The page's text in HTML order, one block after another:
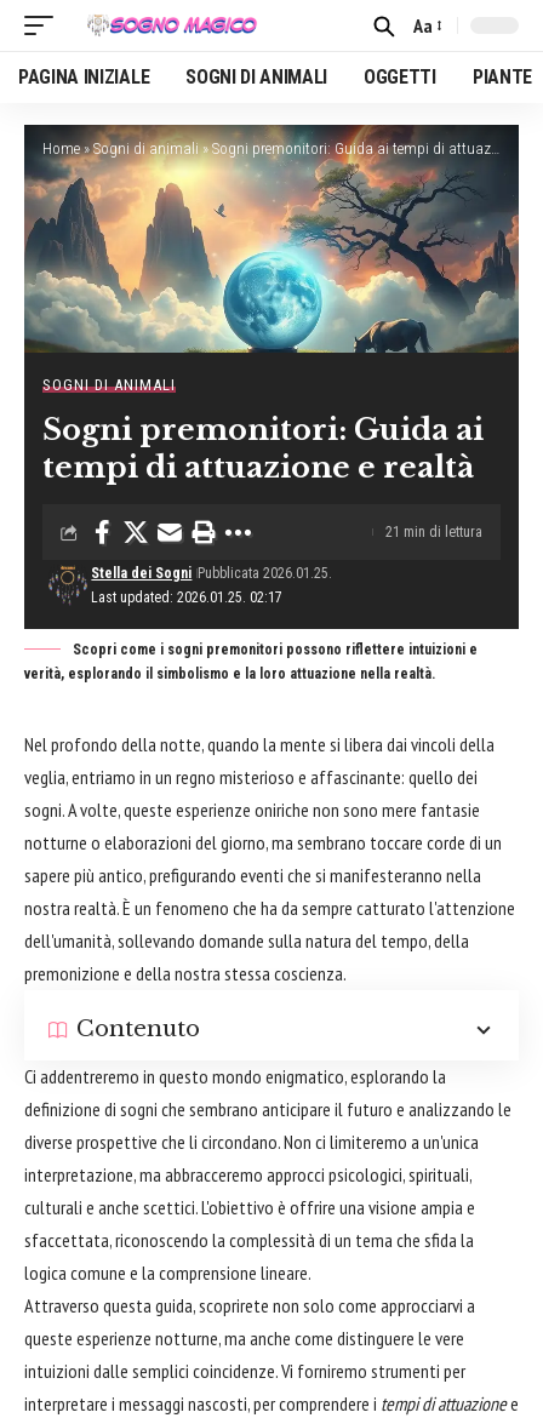
Font
Resizer
Aa
PAGINA INIZIALE SOGNI DI ANIMALI OGGETTI PIANTE
Home»Sogni di animali»Sogni premonitori: Guida ai tempi di attuazione e realtà
SOGNI DI ANIMALI
Sogni premonitori: Guida ai
tempi di attuazione e realtà
Last updated: 2026.01.25. 02:17
Stella dei Sogni Pubblicata 2026.01.25.
21 min di lettura
Scopri come i sogni premonitori possono riflettere intuizioni e
verità, esplorando il simbolismo e la loro attuazione nella realtà.
Nel profondo della notte, quando la mente si libera dai vincoli della
veglia, entriamo in un regno misterioso e affascinante: quello dei
sogni. A volte, queste esperienze oniriche non sono mere fantasie
notturne o elaborazioni del giorno, ma sembrano toccare corde di un
sapere più antico, prefigurando eventi che si manifesteranno nella
nostra realtà. È un fenomeno che ha da sempre catturato l'attenzione
dell'umanità, sollevando domande sulla natura del tempo, della
premonizione e della nostra stessa coscienza.
Contenuto
Ci addentreremo in questo mondo enigmatico, esplorando la
definizione di sogni che sembrano anticipare il futuro e analizzando le
diverse prospettive che li circondano. Non ci limiteremo a un'unica
interpretazione, ma abbracceremo approcci psicologici, spirituali,
culturali e anche scettici. L'obiettivo è offrire una visione ampia e
sfaccettata, riconoscendo la complessità di un tema che sfida la
logica comune e la comprensione lineare.
Attraverso questa guida, scoprirete non solo come approcciarvi a
queste esperienze notturne, ma anche come distinguere le vere
intuizioni dalle semplici coincidenze. Vi forniremo strumenti per
interpretare i messaggi nascosti, per comprendere i tempi di attuazionee